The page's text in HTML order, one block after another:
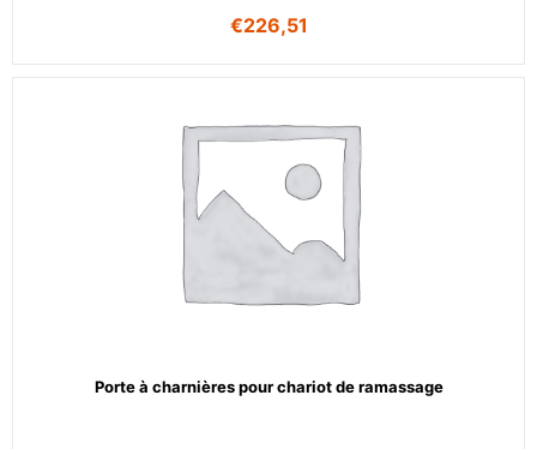
€226,51
Porte à charnières pour chariot de ramassage